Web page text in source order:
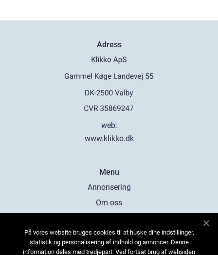
Adress
web:
www.klikko.dk
Menu
Annonsering
Om oss
Kontakta oss
Sitemap
På vores website bruges cookies til at huske dine indstillinger,
statistik og personalisering af indhold og annoncer. Denne
information deles med tredjepart. Ved fortsat brug af websiden